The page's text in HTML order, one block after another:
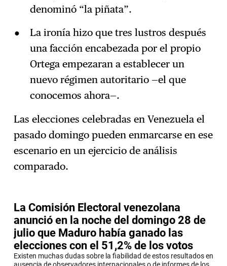
denominó “la piñata”.
La ironía hizo que tres lustros después
una facción encabezada por el propio
Ortega empezaran a establecer un
nuevo régimen autoritario —el que
conocemos ahora—.
Las elecciones celebradas en Venezuela el
pasado domingo pueden enmarcarse en ese
escenario en un ejercicio de análisis
comparado.